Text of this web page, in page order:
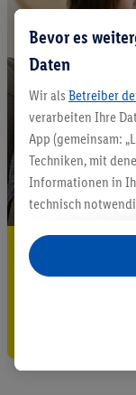
5.95
Bevor es
Daten
Wir als Betreiber
verarbeiten Ihre
App (gemeinsam:
Techniken, mit
Informationen in
technisch
auch durch Partner
Verantwortliche; im
insgesamt
Statistik-